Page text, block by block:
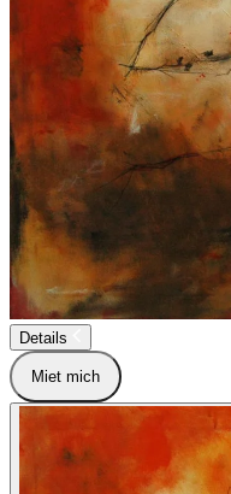
Details
Miet mich